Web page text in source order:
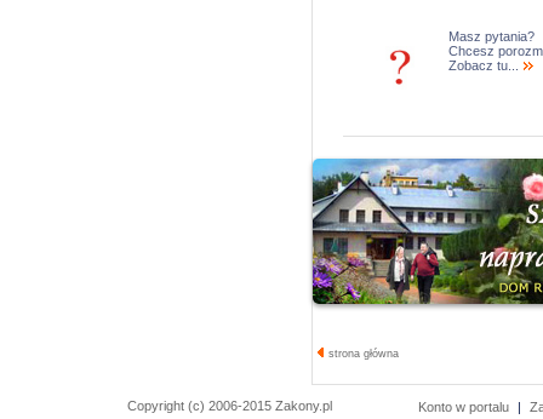
Masz pytania?
Chcesz
Zobacz tu...
strona główna
Copyright (c) 2006-2015 Zakony.pl Konto w portalu |